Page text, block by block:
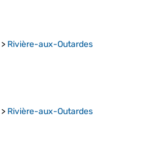
> Rivière-aux-Outardes
> Rivière-aux-Outardes